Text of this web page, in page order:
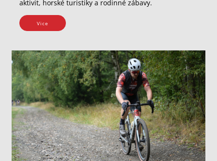
aktivit, horské turistiky a rodinné zábavy.
Vice